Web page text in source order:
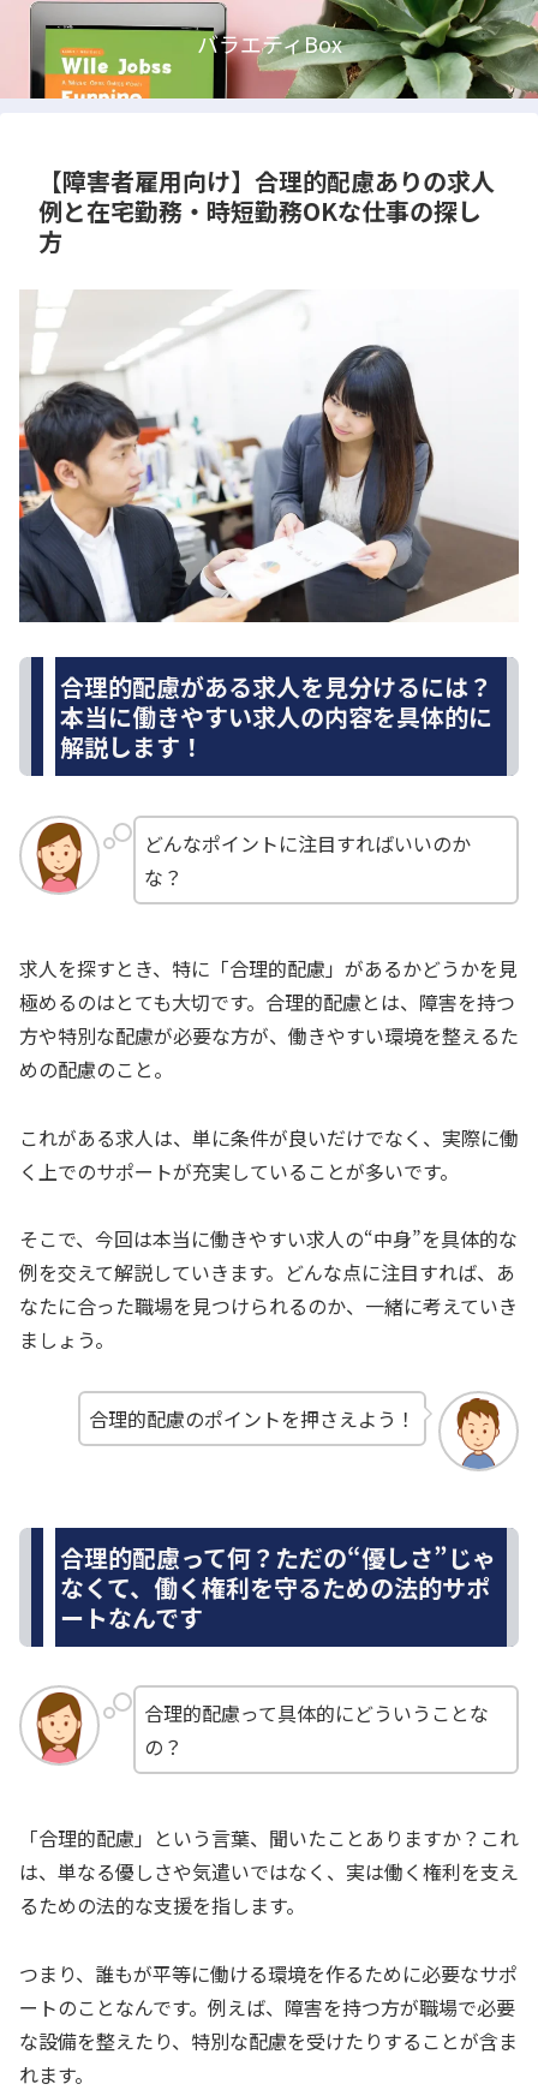
バラエティBox
【障害者雇用向け】合理的配慮ありの求人
例と在宅勤務・時短勤務OKな仕事の探し
方
合理的配慮がある求人を見分けるには？
本当に働きやすい求人の内容を具体的に
解説します！
どんなポイントに注目すればいいのか
な？
求人を探すとき、特に「合理的配慮」があるかどうかを見
極めるのはとても大切です。合理的配慮とは、障害を持つ
方や特別な配慮が必要な方が、働きやすい環境を整えるた
めの配慮のこと。
これがある求人は、単に条件が良いだけでなく、実際に働
く上でのサポートが充実していることが多いです。
そこで、今回は本当に働きやすい求人の“中身”を具体的な
例を交えて解説していきます。どんな点に注目すれば、あ
なたに合った職場を見つけられるのか、一緒に考えていき
ましょう。
合理的配慮のポイントを押さえよう！
合理的配慮って何？ただの“優しさ”じゃ
なくて、働く権利を守るための法的サポ
ートなんです
合理的配慮って具体的にどういうことな
の？
「合理的配慮」という言葉、聞いたことありますか？これ
は、単なる優しさや気遣いではなく、実は働く権利を支え
るための法的な支援を指します。
つまり、誰もが平等に働ける環境を作るために必要なサポ
ートのことなんです。例えば、障害を持つ方が職場で必要
な設備を整えたり、特別な配慮を受けたりすることが含ま
れます。